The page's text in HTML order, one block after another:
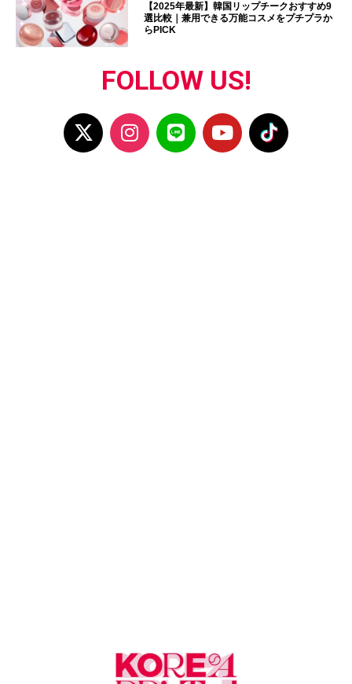
【2025年最新】韓国リップチークおすすめ9
選比較｜兼用できる万能コスメをプチプラか
らPICK
FOLLOW US!